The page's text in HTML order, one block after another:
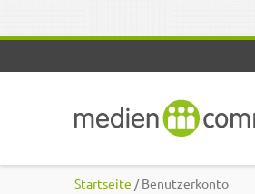
Startseite / Benutzerkonto